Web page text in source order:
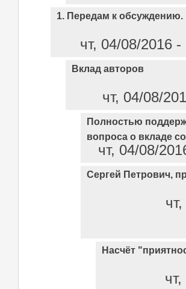
1. Передам к обсуждению.
чт, 04/08/2016
Вклад авторов
чт, 04/08/
Полностью
вопроса о вкладе
чт, 04/08/
Сергей Петрович,
Насчёт